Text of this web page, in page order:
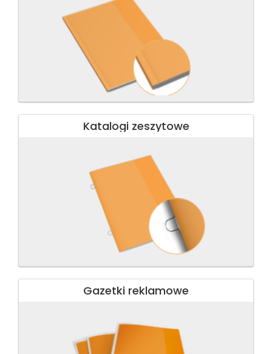
Katalogi zeszytowe
Gazetki reklamowe